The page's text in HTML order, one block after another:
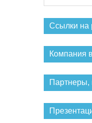
Ссылки на
Компания
Партнеры,